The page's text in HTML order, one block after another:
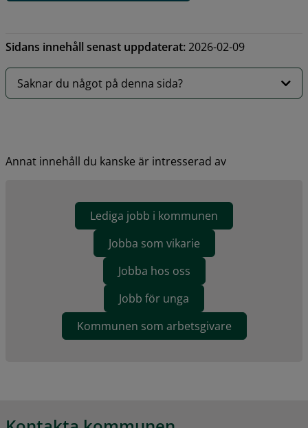
Sidans innehåll senast uppdaterat:2026-02-09
Saknar du något på denna sida?
Annat innehåll du kanske är intresserad av
Lediga jobb i kommunen
Jobba som vikarie
Jobba hos oss
Jobb för unga
Kommunen som arbetsgivare